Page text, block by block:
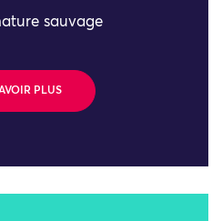
sauvage
PLUS